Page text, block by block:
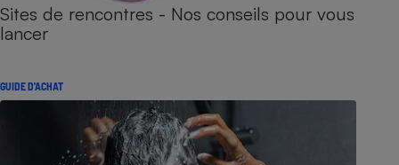
Sites de rencontres - Nos conseils pour vous
lancer
GUIDE D'ACHAT